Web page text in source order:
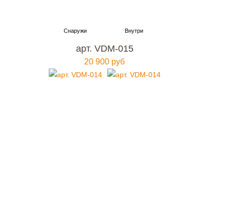
арт. VDM-015
20 900 руб